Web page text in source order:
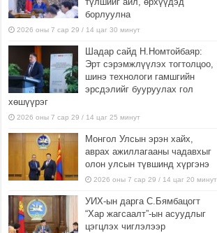
борлуулна
2026 оны 7 сар 29 / 14 цаг 30 минут
Шадар сайд Н.Номтойбаяр:
Эрт сэрэмжлүүлэх тогтолцоо,
шинэ технологи гамшгийн
эрсдэлийг бууруулах гол
хөшүүрэг
2026 оны 7 сар 29 / 14 цаг 25 минут
Монгол Улсын эрэн хайх,
аврах ажиллагааны чадавхыг
олон улсын түвшинд хүргэнэ
2026 оны 7 сар 29 / 14 цаг 20 минут
УИХ-ын дарга С.Бямбацогт
“Хар жагсаалт”-ын асуудлыг
цэгцлэх чиглэлээр